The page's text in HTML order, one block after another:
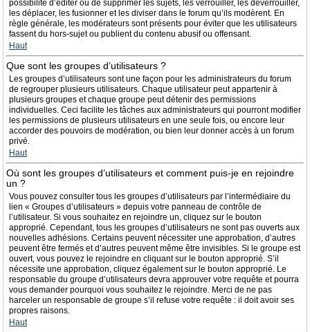
possibilité d’éditer ou de supprimer les sujets, les verrouiller, les déverrouiller,
les déplacer, les fusionner et les diviser dans le forum qu’ils modèrent. En
règle générale, les modérateurs sont présents pour éviter que les utilisateurs
fassent du hors-sujet ou publient du contenu abusif ou offensant.
Haut
Que sont les groupes d’utilisateurs ?
Les groupes d’utilisateurs sont une façon pour les administrateurs du forum
de regrouper plusieurs utilisateurs. Chaque utilisateur peut appartenir à
plusieurs groupes et chaque groupe peut détenir des permissions
individuelles. Ceci facilite les tâches aux administrateurs qui pourront modifier
les permissions de plusieurs utilisateurs en une seule fois, ou encore leur
accorder des pouvoirs de modération, ou bien leur donner accès à un forum
privé.
Haut
Où sont les groupes d’utilisateurs et comment puis-je en rejoindre
un ?
Vous pouvez consulter tous les groupes d’utilisateurs par l’intermédiaire du
lien « Groupes d’utilisateurs » depuis votre panneau de contrôle de
l’utilisateur. Si vous souhaitez en rejoindre un, cliquez sur le bouton
approprié. Cependant, tous les groupes d’utilisateurs ne sont pas ouverts aux
nouvelles adhésions. Certains peuvent nécessiter une approbation, d’autres
peuvent être fermés et d’autres peuvent même être invisibles. Si le groupe est
ouvert, vous pouvez le rejoindre en cliquant sur le bouton approprié. S’il
nécessite une approbation, cliquez également sur le bouton approprié. Le
responsable du groupe d’utilisateurs devra approuver votre requête et pourra
vous demander pourquoi vous souhaitez le rejoindre. Merci de ne pas
harceler un responsable de groupe s’il refuse votre requête : il doit avoir ses
propres raisons.
Haut